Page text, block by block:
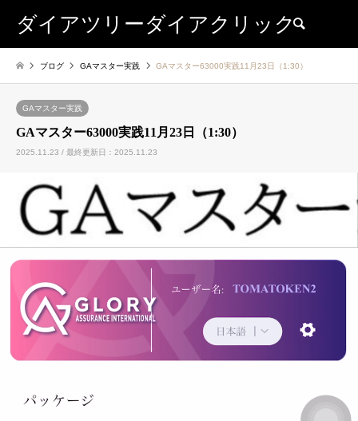
ダイアツリーダイアクリック
ブログ GAマスター実践 GAマスター63000実践11月23日（1:30）
GAマスター実践
GAマスター63000実践11月23日（1:30）
2025.11.23 / 最終更新日：2025.11.23